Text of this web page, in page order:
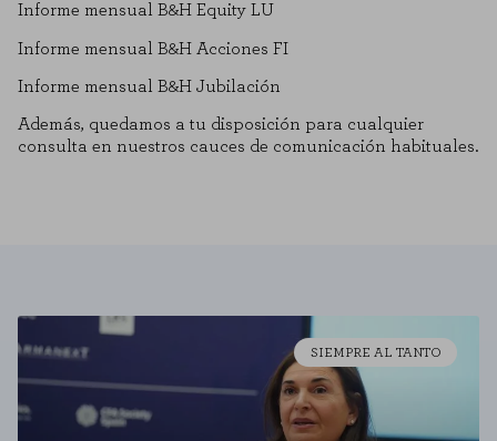
Informe mensual B&H Equity LU
Informe mensual B&H Acciones FI
Informe mensual B&H Jubilación
Además, quedamos a tu disposición para cualquier
consulta en nuestros cauces de comunicación habituales.
SIEMPRE AL TANTO